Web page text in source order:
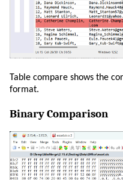
Table compare shows the
format.
Binary Comparison